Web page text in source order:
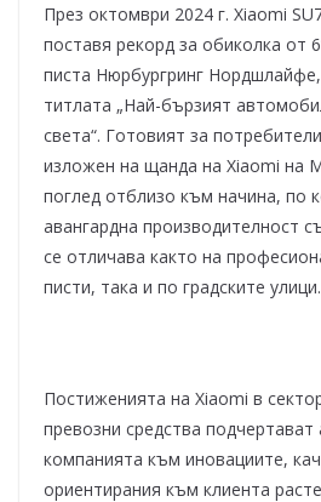
През октомври 2024 г. Xiaomi
поставя рекорд за обиколка от
писта Нюрбургринг
титлата „Най-бързият
света“. Готовият за
изложен на щанда на Xiaomi на
поглед отблизо към начина, по
авангардна производителност
се отличава както на
писти, така и по градските улици.
Постиженията на Xiaomi в
превозни средства
компанията към иновациите,
ориентирания към клиента